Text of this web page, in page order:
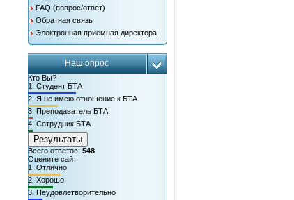
FAQ (вопрос/ответ)
Обратная связь
Электронная приемная директора
Наш опрос
Кто Вы?
1. Студент БТА
2. Я не имею отношение к БТА
3. Преподаватель БТА
4. Сотрудник БТА
Результаты
Всего ответов: 548
Оцените сайт
1. Отлично
2. Хорошо
3. Неудовлетворительно